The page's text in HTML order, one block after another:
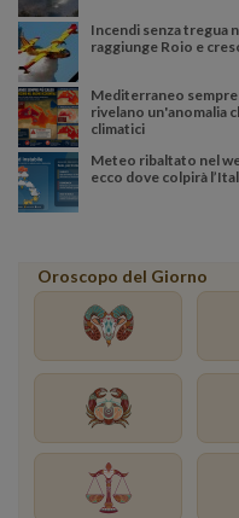
Incendi senza tregua
raggiunge Roio e
Mediterraneo
rivelano un'anomalia
climatici
Meteo ribaltato nel
ecco dove colpirà
Oroscopo del Giorno